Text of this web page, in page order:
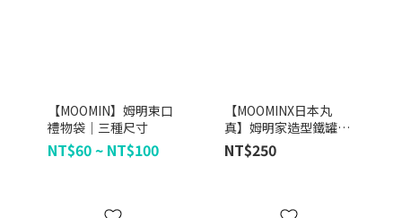
【MOOMIN】姆明束口
禮物袋｜三種尺寸
NT$60 ~ NT$100
【MOOMINX日本丸
真】姆明家造型鐵罐｜
三種款式
NT$250